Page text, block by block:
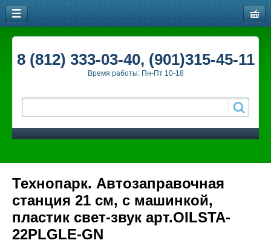
8 (812) 333-03-40, (901)315-45-11
Время работы: Пн-Пт 10-18
Технопарк. Автозаправочная
станция 21 см, с машинкой,
пластик свет-звук арт.OILSTA-
22PLGLE-GN